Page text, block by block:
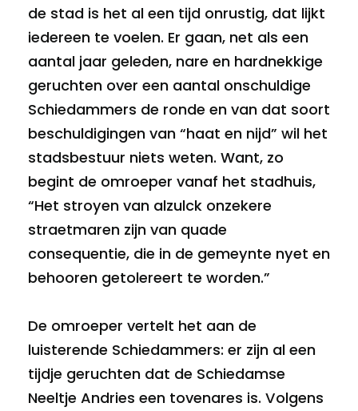
de stad is het al een tijd onrustig, dat lijkt
iedereen te voelen. Er gaan, net als een
aantal jaar geleden, nare en hardnekkige
geruchten over een aantal onschuldige
Schiedammers de ronde en van dat soort
beschuldigingen van “haat en nijd” wil het
stadsbestuur niets weten. Want, zo
begint de omroeper vanaf het stadhuis,
“Het stroyen van alzulck onzekere
straetmaren zijn van quade
consequentie, die in de gemeynte nyet en
behooren getolereert te worden.”
De omroeper vertelt het aan de
luisterende Schiedammers: er zijn al een
tijdje geruchten dat de Schiedamse
Neeltje Andries een tovenares is. Volgens